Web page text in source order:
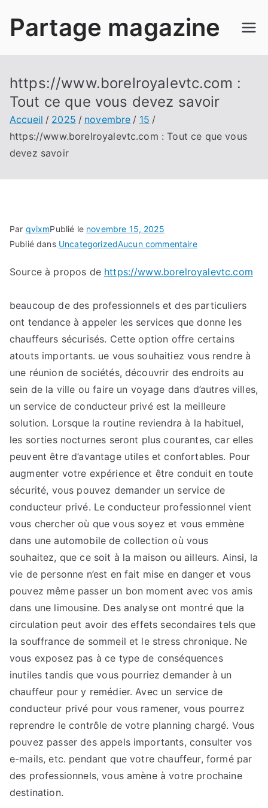
Partage magazine
https://www.borelroyalevtc.com :
Tout ce que vous devez savoir
Accueil 2025 novembre
15
https://www.borelroyalevtc.com : Tout ce que vous
devez savoir
Par qvixmPublié le novembre 15, 2025
Publié dans UncategorizedAucun commentairesur
:
ce
que
savoir
Source à propos de https://www.borelroyalevtc.com
beaucoup de des professionnels et des particuliers
ont tendance à appeler les services que donne les
chauffeurs sécurisés. Cette option offre certains
atouts importants. ue vous souhaitiez vous rendre à
une réunion de sociétés, découvrir des endroits au
sein de la ville ou faire un voyage dans d’autres villes,
un service de conducteur privé est la meilleure
solution. Lorsque la routine reviendra à la habituel,
les sorties nocturnes seront plus courantes, car elles
peuvent être d’avantage utiles et confortables. Pour
augmenter votre expérience et être conduit en toute
sécurité, vous pouvez demander un service de
conducteur privé. Le conducteur professionnel vient
vous chercher où que vous soyez et vous emmène
dans une automobile de collection où vous
souhaitez, que ce soit à la maison ou ailleurs. Ainsi, la
vie de personne n’est en fait mise en danger et vous
pouvez même passer un bon moment avec vos amis
dans une limousine. Des analyse ont montré que la
circulation peut avoir des effets secondaires tels que
la souffrance de sommeil et le stress chronique. Ne
vous exposez pas à ce type de conséquences
inutiles tandis que vous pourriez demander à un
chauffeur pour y remédier. Avec un service de
conducteur privé pour vous ramener, vous pourrez
reprendre le contrôle de votre planning chargé. Vous
pouvez passer des appels importants, consulter vos
e-mails, etc. pendant que votre chauffeur, formé par
des professionnels, vous amène à votre prochaine
destination.